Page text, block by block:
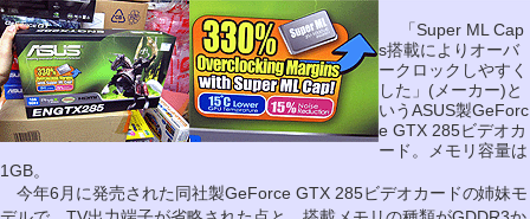
「Super ML Cap
s搭載によりオーバ
ークロックしやすく
した」(メーカー)と
いうASUS製GeForc
e GTX 285ビデオカ
ード。メモリ容量は
1GB。
今年6月に発売された同社製GeForce GTX 285ビデオカードの姉妹モ